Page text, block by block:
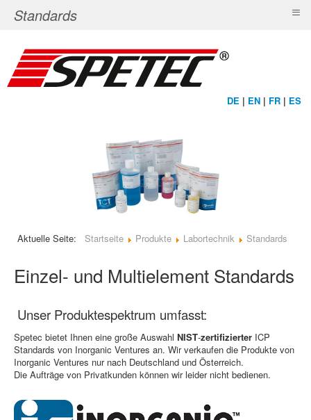
DE | EN | FR | ES
Aktuelle Seite: Startseite Produkte Labortechnik Standards
Einzel- und Multielement Standards
Unser Produktespektrum umfasst:
Spetec bietet Ihnen eine große Auswahl NIST-zertifizierter ICP
Standards von Inorganic Ventures an. Wir verkaufen die Produkte von
Inorganic Ventures nur nach Deutschland und Österreich.
Die Aufträge von Privatkunden können wir leider nicht bedienen.
Standards ≡